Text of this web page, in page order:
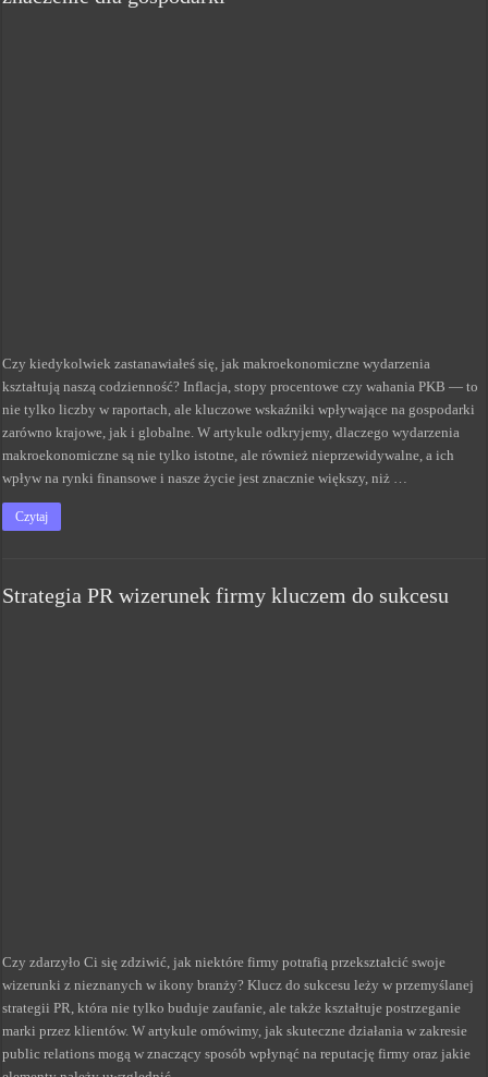
Czy kiedykolwiek zastanawiałeś się, jak makroekonomiczne wydarzenia
kształtują naszą codzienność? Inflacja, stopy procentowe czy wahania PKB — to
nie tylko liczby w raportach, ale kluczowe wskaźniki wpływające na gospodarki
zarówno krajowe, jak i globalne. W artykule odkryjemy, dlaczego wydarzenia
makroekonomiczne są nie tylko istotne, ale również nieprzewidywalne, a ich
wpływ na rynki finansowe i nasze życie jest znacznie większy, niż …
Czytaj
Strategia PR wizerunek firmy kluczem do sukcesu
Czy zdarzyło Ci się zdziwić, jak niektóre firmy potrafią przekształcić swoje
wizerunki z nieznanych w ikony branży? Klucz do sukcesu leży w przemyślanej
strategii PR, która nie tylko buduje zaufanie, ale także kształtuje postrzeganie
marki przez klientów. W artykule omówimy, jak skuteczne działania w zakresie
public relations mogą w znaczący sposób wpłynąć na reputację firmy oraz jakie